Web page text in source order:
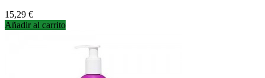
Precio
15,29 €
Añadir al carrito